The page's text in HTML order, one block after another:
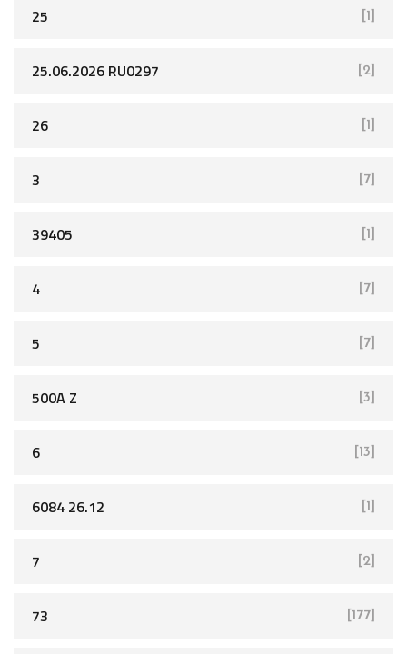
25 [1]
25.06.2026 RU0297 [2]
26 [1]
3 [7]
39405 [1]
4 [7]
5 [7]
500A Z [3]
6 [13]
6084 26.12 [1]
7 [2]
73 [177]